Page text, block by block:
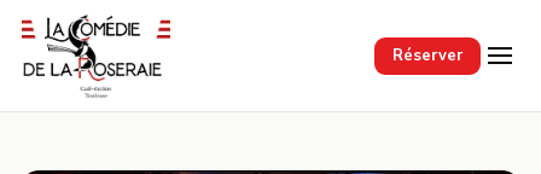
Réserver
Passer au contenu principal